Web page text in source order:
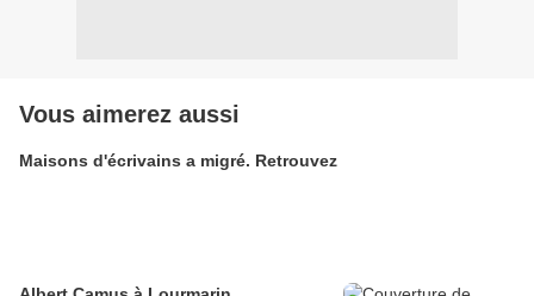
Vous aimerez aussi
Maisons d'écrivains a migré. Retrouvez